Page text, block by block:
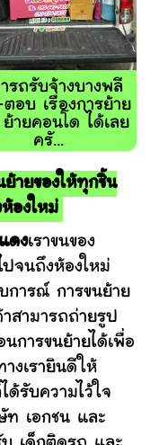
รถรับจ้างบางพลี
อบ เรื่องการย้าย
ายคอนโด ได้เลย
ครั...
ายของให้ทุกชิ้น
องใหม่
ดงเราขนของ
จนถึงห้องใหม่
การณ์ การขนย้าย
สามารถถ่ายรูป
การขนย้ายได้เพื่อ
งเรายินดีให้
ด้รับความไว้ใจ
เอกชน และ